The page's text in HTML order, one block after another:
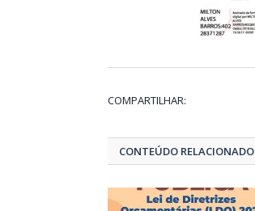
COMPARTILHAR:
CONTEÚDO RELACIONADO